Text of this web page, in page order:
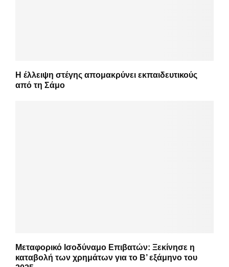
Η έλλειψη στέγης απομακρύνει εκπαιδευτικούς
από τη Σάμο
Μεταφορικό Ισοδύναμο Επιβατών: Ξεκίνησε η
καταβολή των χρημάτων για το Β’ εξάμηνο του